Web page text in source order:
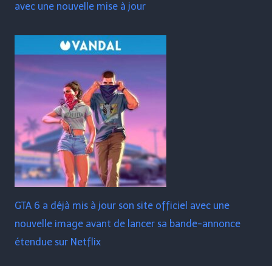
avec une nouvelle mise à jour
GTA 6 a déjà mis à jour son site officiel avec une
nouvelle image avant de lancer sa bande-annonce
étendue sur Netflix